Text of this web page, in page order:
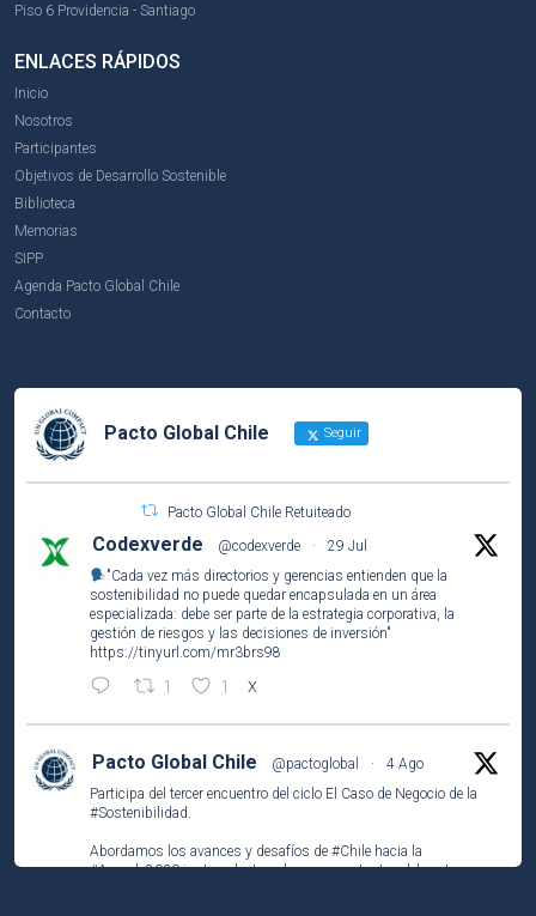
Piso 6 Providencia - Santiago
ENLACES RÁPIDOS
Inicio
Nosotros
Participantes
Objetivos de Desarrollo Sostenible
Biblioteca
Memorias
SIPP
Agenda Pacto Global Chile
Contacto
Pacto Global Chile Seguir
Pacto Global Chile Retuiteado
Codexverde @codexverde ·
29 Jul
"Cada vez más directorios y gerencias entienden que la
sostenibilidad no puede quedar encapsulada en un área
especializada: debe ser parte de la estrategia corporativa, la
gestión de riesgos y las decisiones de inversión"
https://tinyurl.com/mr3brs98
1 1 X
Pacto Global Chile @pactoglobal ·
4 Ago
Participa del tercer encuentro del ciclo El Caso de Negocio de la
#Sostenibilidad
Abordamos los avances y desafíos de #Chile hacia la
#Agenda2030junto a destacados representantes del sector